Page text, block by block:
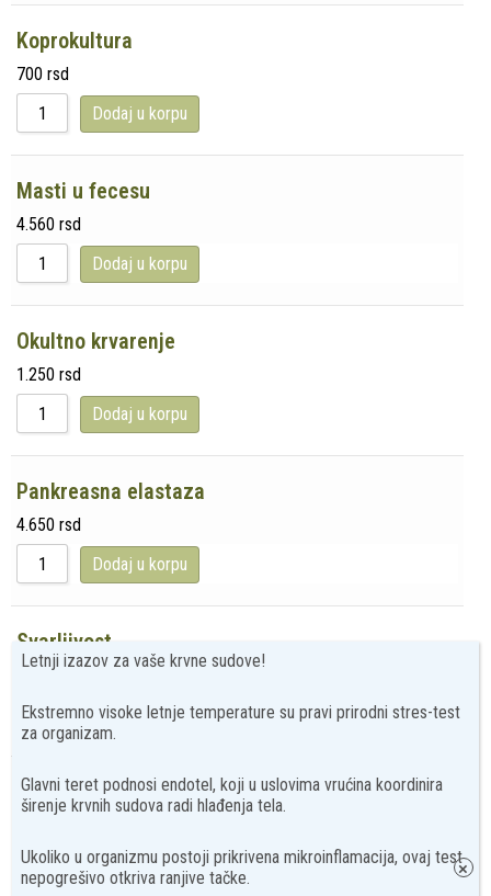
Koprokultura
700 rsd
Dodaj u korpu
Masti u fecesu
4.560 rsd
Dodaj u korpu
Okultno krvarenje
1.250 rsd
Dodaj u korpu
Pankreasna elastaza
4.650 rsd
Dodaj u korpu
Svarljivost
1.150
Dodaj u korpu
Yersinia Enterocolitica kultura
Dodaj u korpu
Letnji izazov za vaše krvne sudove!
Ekstremno visoke letnje temperature su pravi prirodni stres-test
za organizam.
Glavni teret podnosi endotel, koji u uslovima vrućina koordinira
širenje krvnih sudova radi hlađenja tela.
Ukoliko u organizmu postoji prikrivena mikroinflamacija, ovaj test
nepogrešivo otkriva ranjive tačke.
×